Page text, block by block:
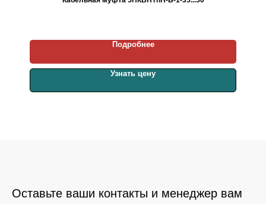
Подробнее
Узнать цену
Оставьте ваши контакты и менеджер вам